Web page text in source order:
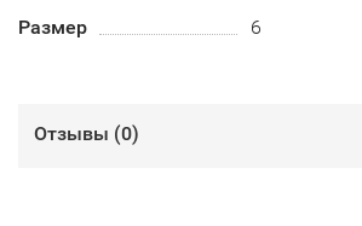
Размер
6
Отзывы (0)